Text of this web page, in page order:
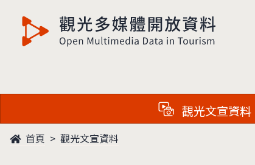
觀光多媒體開放資料
觀光文宣資料
首頁 觀光文宣資料